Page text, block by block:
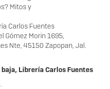
Carlos Fuentes
Gómez Morin 1695,
Nte, 45150 Zapopan, Jal.
Librería Carlos Fuentes